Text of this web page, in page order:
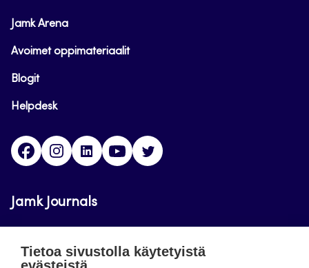
Jamk Arena
Avoimet oppimateriaalit
Blogit
Helpdesk
FacebookInstagram
LinkedInYoutube
Jamk Journals
luettavissa. Verkkolehtien tarkoituksena on tukea
Tietoa sivustolla käytetyistä